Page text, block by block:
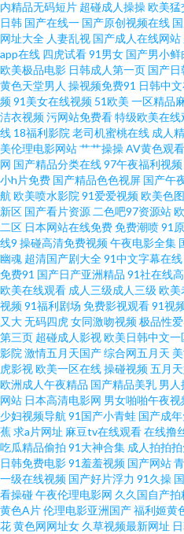
线 日韩精品1 影音先锋毛片资源 91经
精品一区 91偷拍视频网站 精品日韩人
草 久热99热热 宅男看片网站 超碰91久
码 国产原创精品自拍 91V精品 日本av
爱激情网五月婷婷 91视屏福利导航 传
线专区 深夜91福利社 91九色在线磁力
久入口 1024国产毛片 91青青娱乐 92
线狠狠操 91迷奸在线 黄色二级特片 先
东京热伊人久久9 一本本日无码 婷婷
91www网页 青草社区 国产第91页 日韩
熟妇熟女 色WWW亚洲国产 91av直播
一区二区 豆花网站免费在线观看 91Av
熟女丝袜福利 九一视频免费入口 AV
内精品无码短片 超碰成人操操欧美猛
日韩 国产在线一 国产原创视频在线
网址大全 人妻乱视 国产成人在线网站
app在线 四虎试看91男女 国产男小鲜
欧美极品电影 日韩成人第一页 国产
黄色天堂男人 操视频免费91 日韩中
频91美女在线视频 51欧美 一区精品
洁衣视频污网站免费看特级欧美在线
线 18福利影院 老司机蜜桃在线 成人
美伦理电影网站艹艹操操AV黄色观
网 国产精品分类在线97午夜福利视频
小h片免费 国产精品色色视屏 国产午
航 欧美喷水影院 91爱爱视频欧美色
新区 国产看片资源 二色吧97资源站
二区 日本网站在线免费免费潮喷91
线9 操碰高清免费视频午夜电影全集
幽魂 超清国产剧大全91中文字幕在线
免费91 国产日产亚洲精品 91社在线
欧美在线观看 成人三级成人三级 欧美
视频91福利剧场 免费影视观看91视
又大无码四虎女同激吻视频极品性
第三页 超碰成人影视欧美日韩中文一
影院 激情五月天国产综合网五月天
虎影视欧美一区在线操碰视频五月
欧洲成人午夜精品 国产精品美乳 男人
网站 日本高清电影网 男女啪啪午夜视
少妇视频导航 91国产小青蛙 国产成
蕉求a片网址 麻豆tv在线观看在线撸
吃瓜精品偷拍 91大神合集 成人拍拍
日韩免费电影91羞羞视频 国产网站
一级在线视频 国产好片浮力 91久操
看操碰午夜伦理电影网 久久国自产拍
黄色A片伦理电影亚洲国产福利姬黄
花黄色网网址女 久草视频最新网址